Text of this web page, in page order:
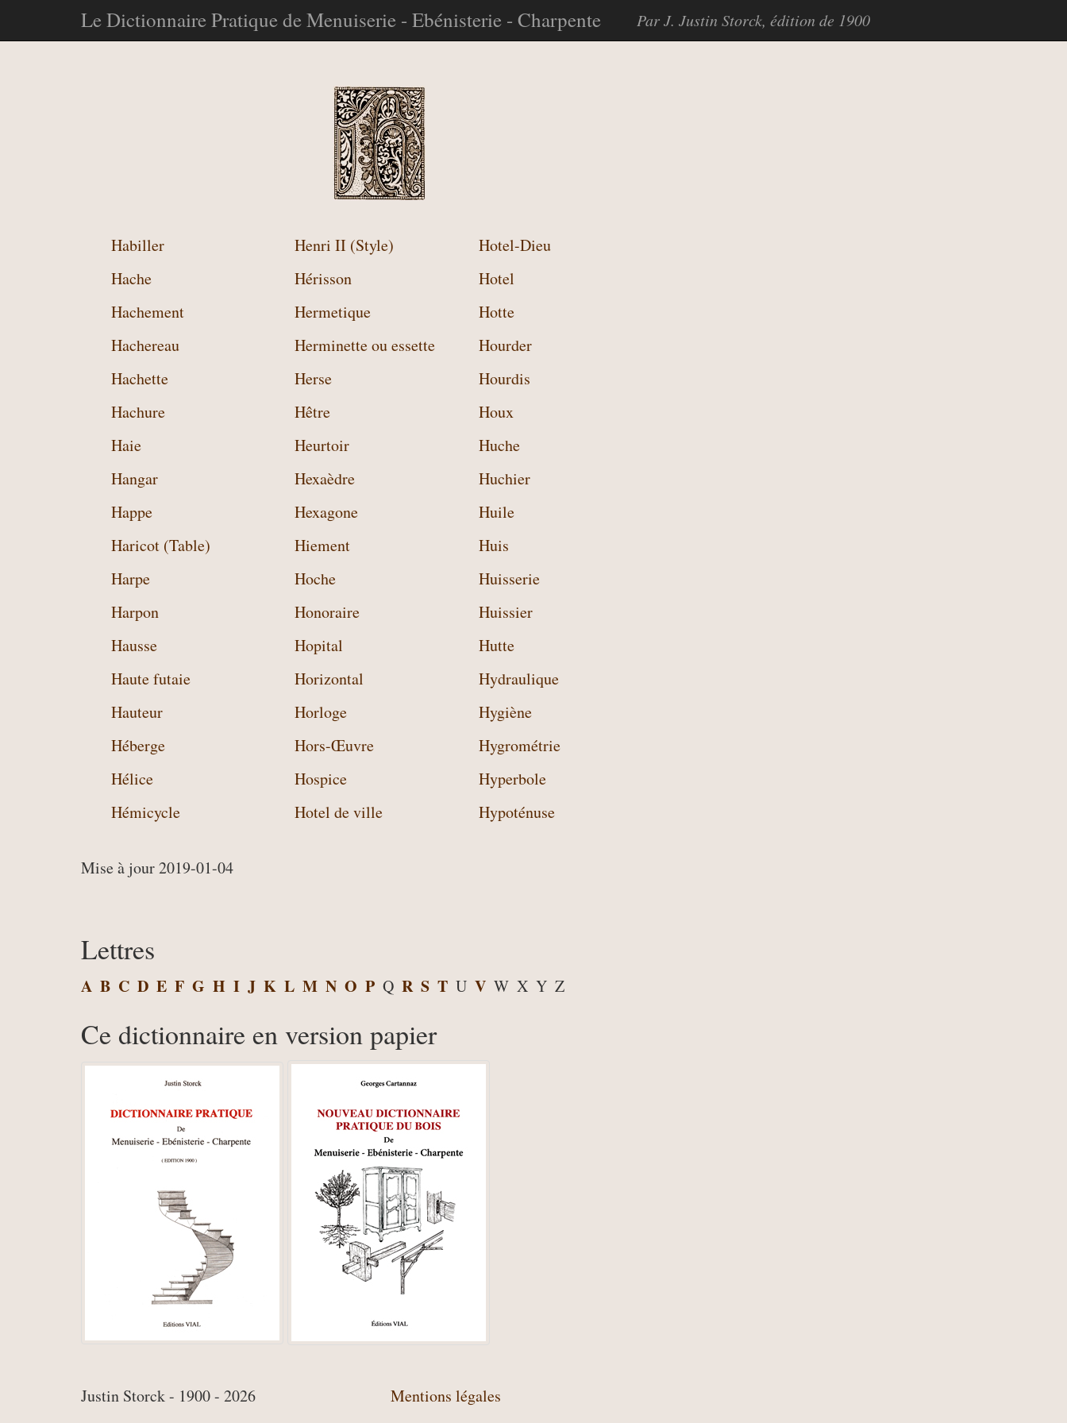
Le Dictionnaire Pratique de Menuiserie - Ebénisterie - Charpente Par J. Justin Storck, édition de 1900
Habiller
Hache
Hachement
Hachereau
Hachette
Hachure
Haie
Hangar
Happe
Haricot (Table)
Harpe
Harpon
Hausse
Haute futaie
Hauteur
Héberge
Hélice
Hémicycle
Henri II (Style)
Hérisson
Hermetique
Herminette ou essette
Herse
Hêtre
Heurtoir
Hexaèdre
Hexagone
Hiement
Hoche
Honoraire
Hopital
Horizontal
Horloge
Hors-Œuvre
Hospice
Hotel de ville
Hotel-Dieu
Hotel
Hotte
Hourder
Hourdis
Houx
Huche
Huchier
Huile
Huis
Huisserie
Huissier
Hutte
Hydraulique
Hygiène
Hygrométrie
Hyperbole
Hypoténuse
Mise à jour 2019-01-04
Lettres
A B C D E F G H I J K L M N O P Q R S T U V W X Y Z
Ce dictionnaire en version papier
Justin Storck - 1900 - 2026 Mentions légales